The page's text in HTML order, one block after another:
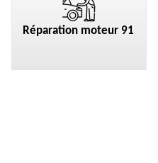
Réparation moteur 91